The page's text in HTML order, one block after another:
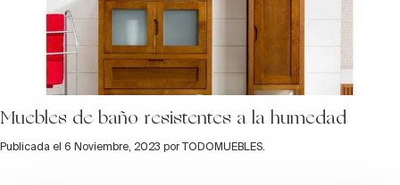
Muebles de baño resistentes a la humedad
Publicada el 6 Noviembre, 2023 por TODOMUEBLES.